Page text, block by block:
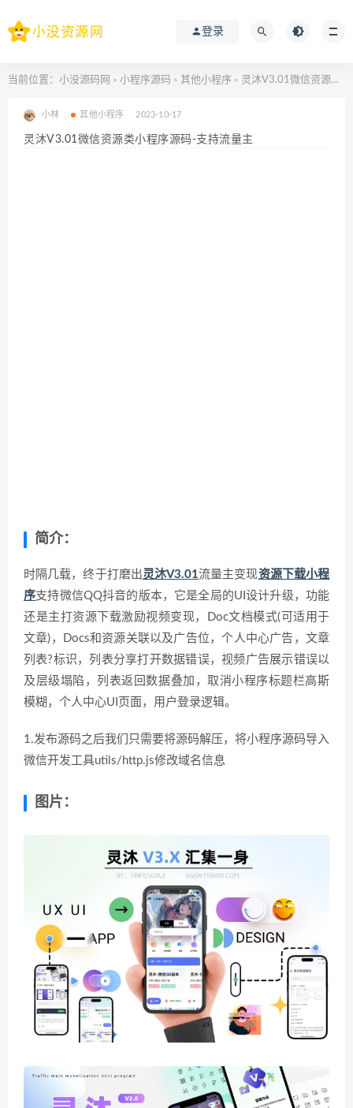
登录
当前位置： 小没源码网 > 小程序源码 > 其他小程序 > 灵沐V3.01微信资源类小程序源码-支持流量主
小林 其他小程序 2023-10-17
灵沐V3.01微信资源类小程序源码-支持流量主
简介：
时隔几载，终于打磨出灵沐V3.01流量主变现资源下载小程
序支持微信QQ抖音的版本，它是全局的UI设计升级，功能
还是主打资源下载激励视频变现，Doc文档模式(可适用于
文章)，Docs和资源关联以及广告位，个人中心广告，文章
列表?标识，列表分享打开数据错误，视频广告展示错误以
及层级塌陷，列表返回数据叠加，取消小程序标题栏高斯
模糊，个人中心UI页面，用户登录逻辑。
1.发布源码之后我们只需要将源码解压，将小程序源码导入
微信开发工具utils/http.js修改域名信息
图片：